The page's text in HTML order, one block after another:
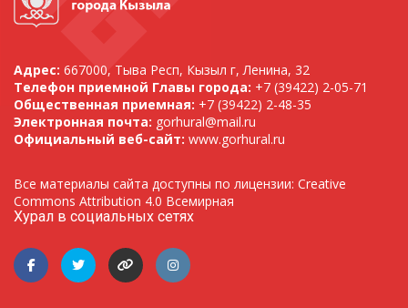
Адрес: 667000, Тыва Респ, Кызыл г, Ленина, 32
Телефон приемной Главы города: +7 (39422) 2-05-71
Общественная приемная: +7 (39422) 2-48-35
Электронная почта: gorhural@mail.ru
Официальный веб-сайт: www.gorhural.ru
Все материалы сайта доступны по лицензии: Creative
Commons Attribution 4.0 Всемирная
Хурал в социальных сетях